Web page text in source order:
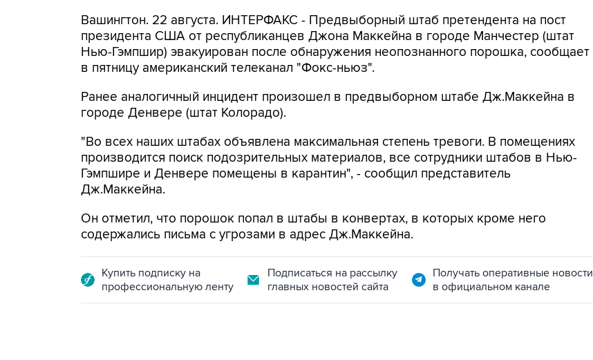
Вашингтон. 22 августа. ИНТЕРФАКС - Предвыборный штаб претендента на пост
президента США от республиканцев Джона Маккейна в городе Манчестер (штат
Нью-Гэмпшир) эвакуирован после обнаружения неопознанного порошка, сообщает
в пятницу американский телеканал "Фокс-ньюз".
Ранее аналогичный инцидент произошел в предвыборном штабе Дж.Маккейна в
городе Денвере (штат Колорадо).
"Во всех наших штабах объявлена максимальная степень тревоги. В помещениях
производится поиск подозрительных материалов, все сотрудники штабов в Нью-
Гэмпшире и Денвере помещены в карантин", - сообщил представитель
Дж.Маккейна.
Он отметил, что порошок попал в штабы в конвертах, в которых кроме него
содержались письма с угрозами в адрес Дж.Маккейна.
Купить подписку на
профессиональную ленту
Подписаться на рассылку
главных новостей сайта
Получать оперативные новости
в официальном канале